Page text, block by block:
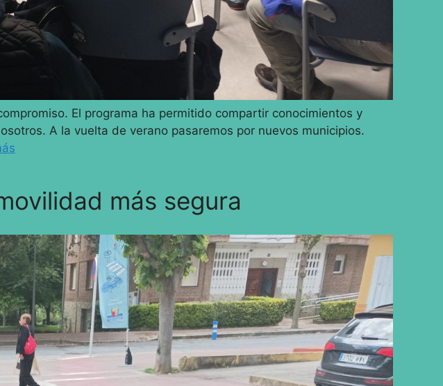
El programa ha permitido compartir conocimientos y
A la vuelta de verano pasaremos por nuevos municipios.
más segura